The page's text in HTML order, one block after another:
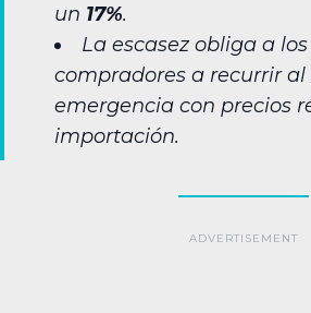
un 17%.
La escasez obliga a los
compradores a recurrir
emergencia con precios
importación.